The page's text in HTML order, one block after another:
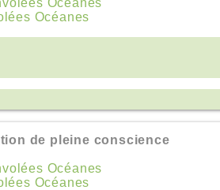
Océanes
de pleine conscience
Océanes